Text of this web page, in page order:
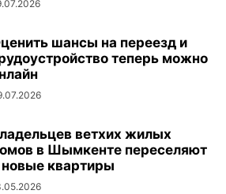
шансы на переезд и
теперь можно
ветхих жилых
в Шымкенте переселяют
новые квартиры